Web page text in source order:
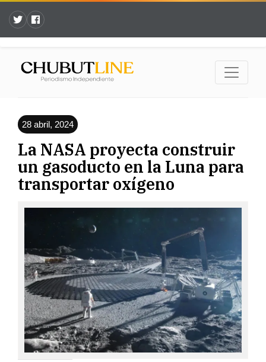
28 abril, 2024
La NASA proyecta construir
un gasoducto en la Luna para
transportar oxígeno